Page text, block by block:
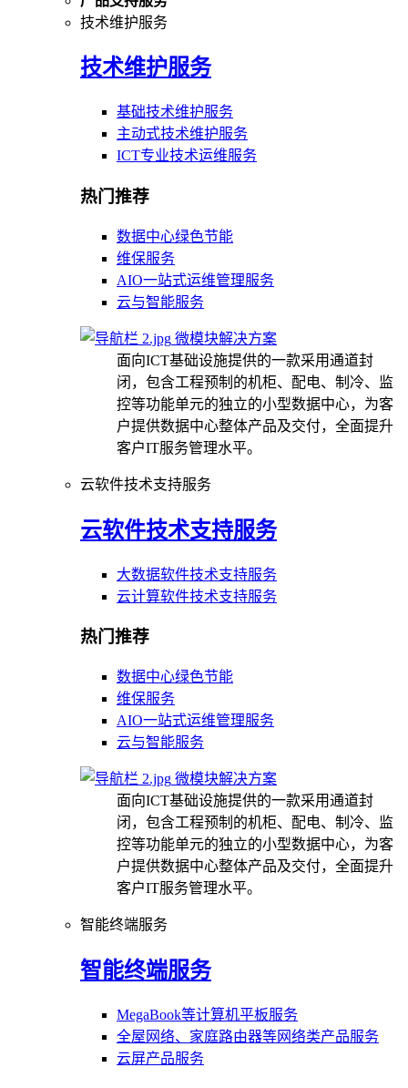
技术维护服务
技术维护服务
基础技术维护服务
主动式技术维护服务
ICT专业技术运维服务
热门推荐
数据中心绿色节能
维保服务
AIO一站式运维管理服务
云与智能服务
微模块解决方案
面向ICT基础设施提供的一款采用通道封
闭，包含工程预制的机柜、配电、制冷、监
控等功能单元的独立的小型数据中心，为客
户提供数据中心整体产品及交付，全面提升
客户IT服务管理水平。
云软件技术支持服务
云软件技术支持服务
大数据软件技术支持服务
云计算软件技术支持服务
热门推荐
数据中心绿色节能
维保服务
AIO一站式运维管理服务
云与智能服务
微模块解决方案
面向ICT基础设施提供的一款采用通道封
闭，包含工程预制的机柜、配电、制冷、监
控等功能单元的独立的小型数据中心，为客
户提供数据中心整体产品及交付，全面提升
客户IT服务管理水平。
智能终端服务
智能终端服务
MegaBook等计算机平板服务
全屋网络、家庭路由器等网络类产品服务
云屏产品服务